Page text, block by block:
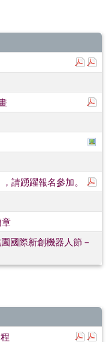
下載
請踴躍報名參加。
國際新創機器人節－
下載